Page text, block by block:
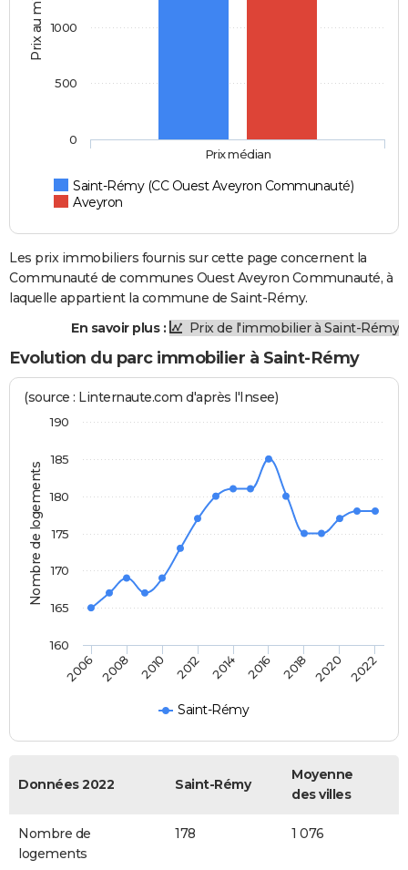
Prix au m2
Saint-Rémy (CC Ouest Aveyron Communauté)
Aveyron
Prix médian
0
500
1000
Les prix immobiliers fournis sur cette page concernent la
Communauté de communes Ouest Aveyron Communauté, à
laquelle appartient la commune de Saint-Rémy.
En savoir plus :
Prix de l'immobilier à Saint-Rémy
Evolution du parc immobilier à Saint-Rémy
Nombre de logements
(source : Linternaute.com d'après l'Insee)
Saint-Rémy
2006 2008 2010 2012 2014 2016 2018 2020 2022
160
165
170
175
180
185
190
Données 2022 Saint-Rémy
Moyenne
des villes
Nombre de
logements
178 1 076